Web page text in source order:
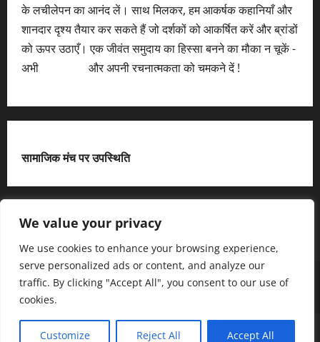
We value your privacy
We use cookies to enhance your browsing experience,
serve personalized ads or content, and analyze our
traffic. By clicking "Accept All", you consent to our use of
cookies.
Customize Reject All Accept All
के लचीलेपन का आनंद लें। साथ मिलकर, हम आकर्षक कहानियाँ और
शानदार दृश्य तैयार कर सकते हैं जो दर्शकों को आकर्षित करें और ब्रांडों
को ऊपर उठाएँ। एक जीवंत समुदाय का हिस्सा बनने का मौका न चूकें -
अभी
और अपनी रचनात्मकता को चमकने दें !
सामाजिक मंच पर उपस्थिति
X
हमसे जुड़ें
आधिकारिक नीति पृष्ठ (Privacy Policy)
Copyright © All rights reserved. MoreNews द्धारा AF